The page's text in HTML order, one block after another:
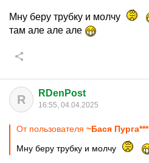
Мну беру трубку и молчу
там але але але
R RDenPost
16:55, 04.04.2025
От пользователя ~Бася Пурга***
Мну беру трубку и молчу